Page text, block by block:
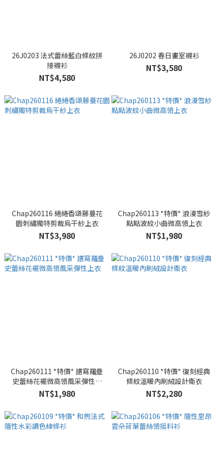
26J0203 法式蕾絲藍白條紋拼
接襯衫
NT$4,580
26J0202 春日畫室襯衫
NT$3,580
Chap260116 綣綣香頌藤蔓花
園刺繡獨特剪裁烏干紗上衣
NT$3,980
Chap260113 *特價* 浪漫雪紗
點點波紋小曲微高領上衣
NT$1,980
Chap260111 *特價* 譜寫羅曼
史蕾絲花襬微高領風采彈性上
衣
NT$1,980
Chap260110 *特價* 復刻經典
條紋溫暖內刷絨設計衛衣
NT$2,280